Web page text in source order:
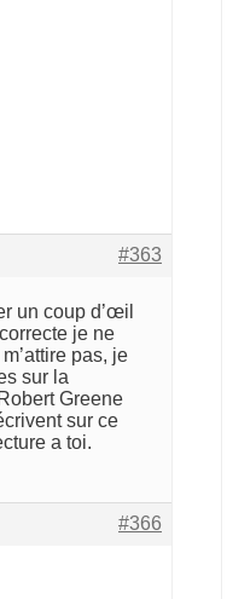
#363
un coup d’œil
je ne
pas, je
sur la
Greene
sur ce
a toi.
#366